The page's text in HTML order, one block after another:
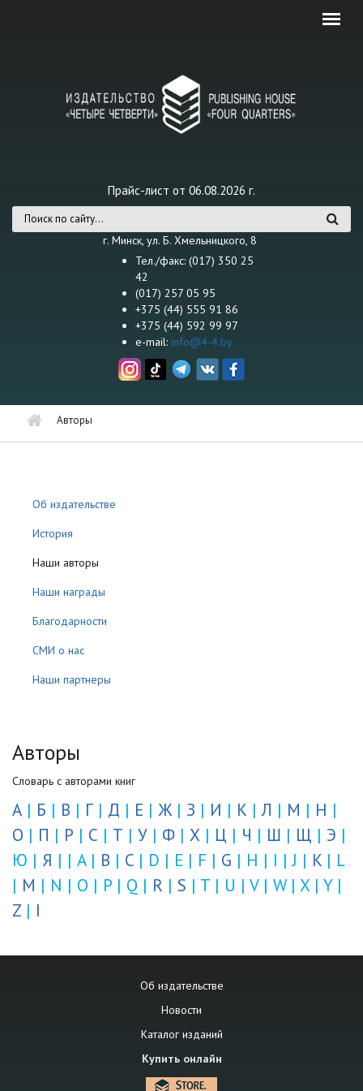
Прайс-лист от 06.08.2026 г.
Форма поискаг. Минск, ул. Б. Хмельницкого, 8
Тел./факс: (017) 350 25
42
(017) 257 05 95
+375 (44) 555 91 86
+375 (44) 592 99 97
e-mail: info@4-4.by
Авторы
Об издательстве
История
Наши авторы
Наши награды
Благодарности
СМИ о нас
Наши партнеры
Авторы
Словарь с авторами книг
А | Б | В | Г | Д | Е | Ж| З | И | К |Л | М | Н |
О | П | Р | С | Т | У | Ф | Х | Ц | Ч | Ш | Щ | Э |
Ю | Я | | A | B | C | D | E | F | G | H | I | J | K | L
| M | N | O | P | Q | R | S | T | U | V | W | X | Y |
Z | І
Об издательстве
Новости
Каталог изданий
Купить онлайн